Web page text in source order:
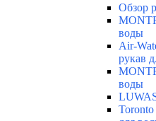
Обзор
воды
Air-
рукав
воды